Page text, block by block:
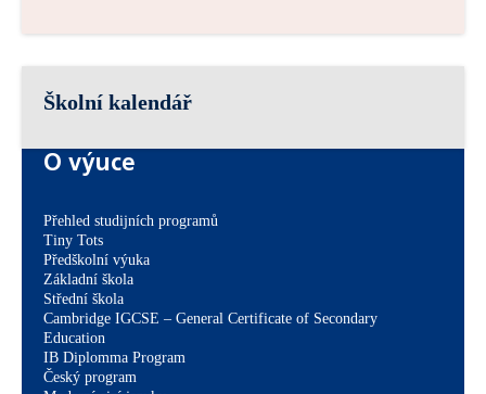
Školní kalendář
O výuce
Přehled studijních programů
Tiny Tots
Předškolní výuka
Základní škola
Střední škola
Cambridge IGCSE – General Certificate of Secondary
Education
IB Diplomma Program
Český program